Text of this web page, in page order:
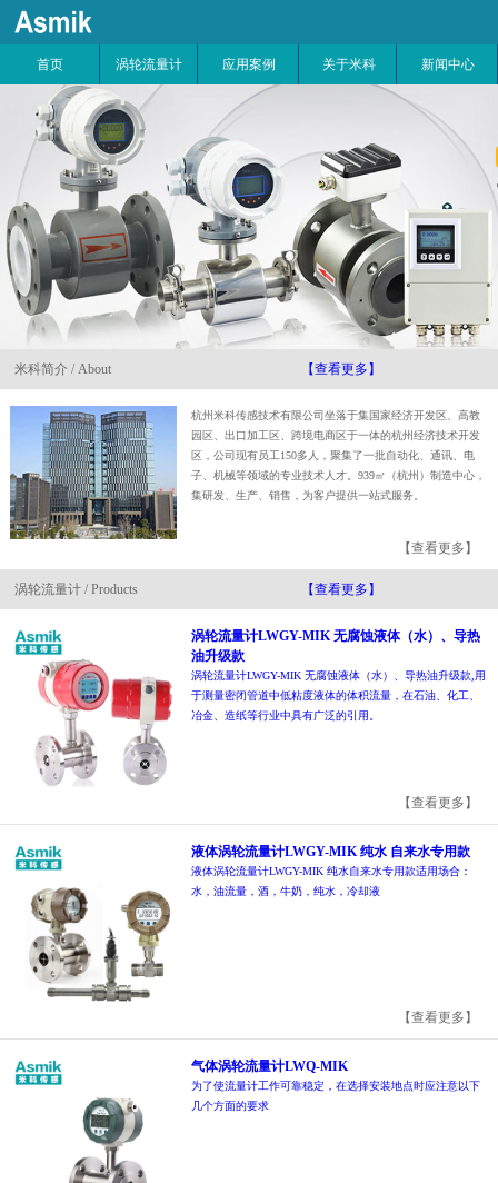
首页 涡轮流量计 应用案例 关于米科 新闻中心
米科简介 / About 【查看更多】
杭州米科传感技术有限公司坐落于集国家经济开发区、高教
园区、出口加工区、跨境电商区于一体的杭州经济技术开发
区，公司现有员工150多人，聚集了一批自动化、通讯、电
子、机械等领域的专业技术人才。939㎡（杭州）制造中心，
集研发、生产、销售，为客户提供一站式服务。
【查看更多】
涡轮流量计 / Products 【查看更多】
涡轮流量计LWGY-MIK 无腐蚀液体（水）、导热
油升级款
涡轮流量计LWGY-MIK 无腐蚀液体（水）、导热油升级款,用
于测量密闭管道中低粘度液体的体积流量，在石油、化工、
冶金、造纸等行业中具有广泛的引用。
【查看更多】
液体涡轮流量计LWGY-MIK 纯水 自来水专用款
液体涡轮流量计LWGY-MIK 纯水自来水专用款适用场合：
水，油流量，酒，牛奶，纯水，冷却液
【查看更多】
气体涡轮流量计LWQ-MIK
为了使流量计工作可靠稳定，在选择安装地点时应注意以下
几个方面的要求